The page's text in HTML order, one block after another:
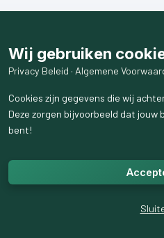
Wij gebruiken
Privacy Beleid · Algemene
Cookies zijn gegevens die wij
Deze zorgen bijvoorbeeld dat
bent!